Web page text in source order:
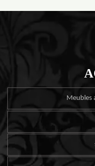
Meubles